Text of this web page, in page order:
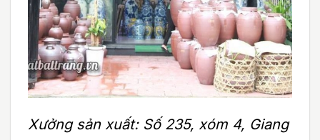
Xưởng sản xuất: Số 235, xóm 4, Giang